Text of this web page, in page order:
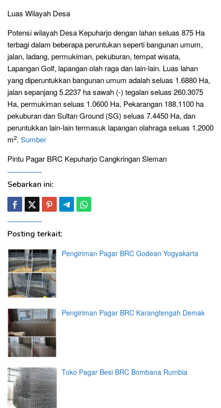
Luas Wilayah Desa
Potensi wilayah Desa Kepuharjo dengan lahan seluas 875 Ha
terbagi dalam beberapa peruntukan seperti bangunan umum,
jalan, ladang, permukiman, pekuburan, tempat wisata,
Lapangan Golf, lapangan olah raga dan lain-lain. Luas lahan
yang diperuntukkan bangunan umum adalah seluas 1.6880 Ha,
jalan sepanjang 5.2237 ha sawah (-) tegalan seluas 260.3075
Ha, permukiman seluas 1.0600 Ha, Pekarangan 188.1100 ha
pekuburan dan Sultan Ground (SG) seluas 7.4450 Ha, dan
peruntukkan lain-lain termasuk lapangan olahraga seluas 1.2000
m2. Sumber
Pintu Pagar BRC Kepuharjo Cangkringan Sleman
Sebarkan ini:
Posting terkait:
Pengiriman Pagar BRC Godean Yogyakarta
Pengiriman Pagar BRC Karangtengah Demak
Toko Pagar Besi BRC Bombana Rumbia